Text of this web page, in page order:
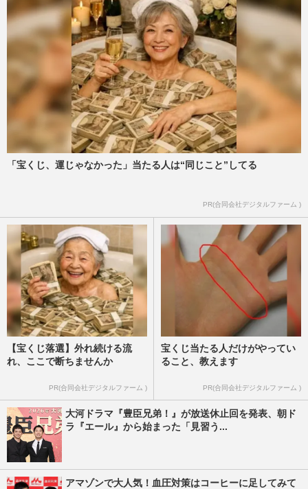
「宝くじ、運じゃなかった」当たる人は“同じこと”してる
PR(合同会社デジタルファーム )
【宝くじ落選】外れ続ける流
れ、ここで断ちませんか
PR(合同会社デジタルファーム )
宝くじ当たる人だけがやってい
ること、教えます
PR(合同会社デジタルファーム )
大河ドラマ『豊臣兄弟！』が放送休止回を発表、朝ド
ラ『エール』から始まった「見習う...
アマゾンで大人気！血圧対策はコーヒーに足してみて